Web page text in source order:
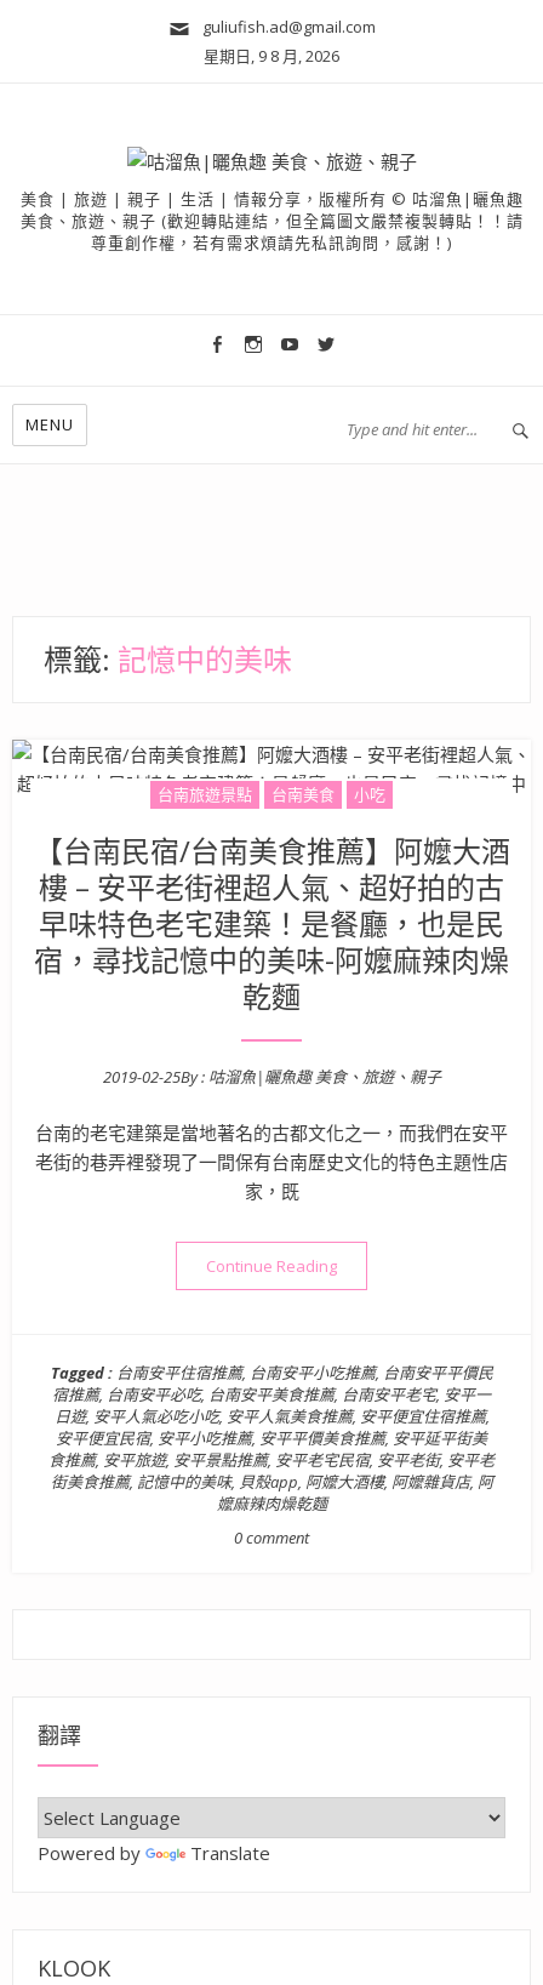
guliufish.ad@gmail.com
星期日, 9 8 月, 2026
美食 | 旅遊 | 親子 | 生活 | 情報分享，版權所有 © 咕溜魚|曬魚趣
美食、旅遊、親子 (歡迎轉貼連結，但全篇圖文嚴禁複製轉貼！！請
尊重創作權，若有需求煩請先私訊詢問，感謝！)
MENU
標籤: 記憶中的美味
台南旅遊景點 台南美食 小吃
【台南民宿/台南美食推薦】阿嬤大酒
樓 – 安平老街裡超人氣、超好拍的古
早味特色老宅建築！是餐廳，也是民
宿，尋找記憶中的美味-阿嬤麻辣肉燥
乾麵
Posted on
2019-02-25By : 咕溜魚|曬魚趣 美食、旅遊、親子
台南的老宅建築是當地著名的古都文化之一，而我們在安平
老街的巷弄裡發現了一間保有台南歷史文化的特色主題性店
家，既
Continue Reading“【台南民宿/台南美食推薦
Tagged : 台南安平住宿推薦, 台南安平小吃推薦, 台南安平平價民
宿推薦, 台南安平必吃, 台南安平美食推薦, 台南安平老宅, 安平一
日遊, 安平人氣必吃小吃, 安平人氣美食推薦, 安平便宜住宿推薦,
安平便宜民宿, 安平小吃推薦, 安平平價美食推薦, 安平延平街美
食推薦, 安平旅遊, 安平景點推薦, 安平老宅民宿, 安平老街, 安平老
街美食推薦, 記憶中的美味, 貝殼app, 阿嬤大酒樓, 阿嬤雜貨店, 阿
嬤麻辣肉燥乾麵
0 comment
翻譯
Powered by Translate
KLOOK